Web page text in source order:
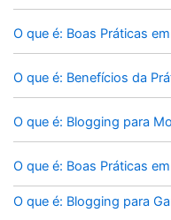
O que é: Boas Práticas
O que é: Benefícios da
O que é: Blogging para
O que é: Boas Práticas
O que é: Blogging para